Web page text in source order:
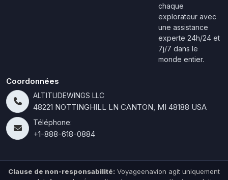
chaque
explorateur avec
une assistance
experte 24h/24 et
7j/7 dans le
monde entier.
Coordonnées
ALTITUDEWINGS LLC
48221 NOTTINGHILL LN CANTON, MI 48188 USA
Téléphone:
+1-888-618-0884
Clause de non-responsabilité: Voyageenavion agit uniquement